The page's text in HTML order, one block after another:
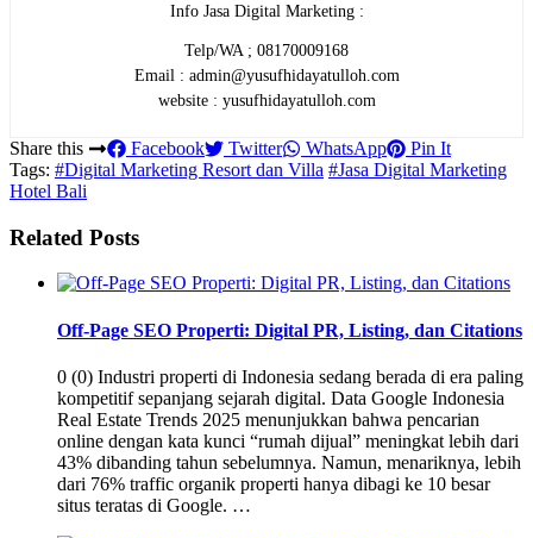
Info Jasa Digital Marketing :
Telp/WA ; 08170009168
Email : admin@yusufhidayatulloh.com
website : yusufhidayatulloh.com
Share this Facebook Twitter WhatsApp
Pin It
Tags: #Digital Marketing Resort dan Villa #Jasa Digital Marketing
Hotel Bali
Related Posts
Off-Page SEO Properti: Digital PR, Listing, dan Citations
0 (0) Industri properti di Indonesia sedang berada di era paling
kompetitif sepanjang sejarah digital. Data Google Indonesia
Real Estate Trends 2025 menunjukkan bahwa pencarian
online dengan kata kunci “rumah dijual” meningkat lebih dari
43% dibanding tahun sebelumnya. Namun, menariknya, lebih
dari 76% traffic organik properti hanya dibagi ke 10 besar
situs teratas di Google. …